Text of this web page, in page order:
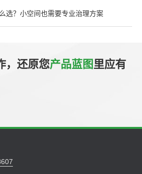
选？小空间也需要专业治理方案
，还原您产品蓝图里应有